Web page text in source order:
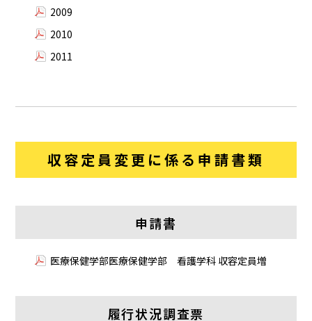
2009
2010
2011
収容定員変更に係る申請書類
申請書
医療保健学部医療保健学部 看護学科 収容定員増
履行状況調査票